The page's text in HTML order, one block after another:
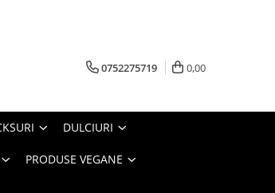
0752275719 0,00
DULCIURI
PRODUSE VEGANE